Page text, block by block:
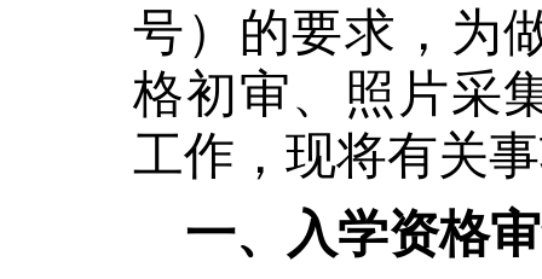
号）的要求，为
格初审、照片采
工作，现将有关
一、入学资格